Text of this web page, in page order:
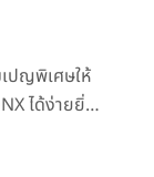
อบโจทย์ทุก
พิเศษเริ่ม
ท
ปญพิเศษให้
ได้ง่ายยิ่ง
คาพิเศษ